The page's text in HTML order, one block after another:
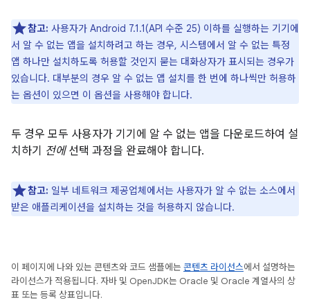
참고: 사용자가 Android 7.1.1(API 수준 25) 이하를 실행하는 기기에
서 알 수 없는 앱을 설치하려고 하는 경우, 시스템에서 알 수 없는 특정
앱 하나만 설치하도록 허용할 것인지 묻는 대화상자가 표시되는 경우가
있습니다. 대부분의 경우 알 수 없는 앱 설치를 한 번에 하나씩만 허용하
는 옵션이 있으면 이 옵션을 사용해야 합니다.
두 경우 모두 사용자가 기기에 알 수 없는 앱을 다운로드하여 설
치하기 전에선택 과정을 완료해야 합니다.
참고: 일부 네트워크 제공업체에서는 사용자가 알 수 없는 소스에서
받은 애플리케이션을 설치하는 것을 허용하지 않습니다.
이 페이지에 나와 있는 콘텐츠와 코드 샘플에는 콘텐츠 라이선스에서 설명하는
라이선스가 적용됩니다. 자바 및 OpenJDK는 Oracle 및 Oracle 계열사의 상
표 또는 등록 상표입니다.